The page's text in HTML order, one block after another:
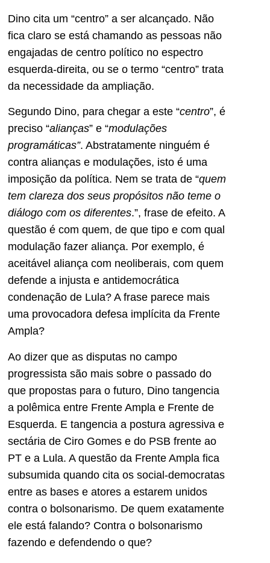
Dino cita um “centro” a ser alcançado. Não
fica claro se está chamando as pessoas não
engajadas de centro político no espectro
esquerda-direita, ou se o termo “centro” trata
da necessidade da ampliação.
Segundo Dino, para chegar a este “centro”, é
preciso “alianças” e “modulações
programáticas”. Abstratamente ninguém é
contra alianças e modulações, isto é uma
imposição da política. Nem se trata de “quem
tem clareza dos seus propósitos não teme o
diálogo com os diferentes.”, frase de efeito. A
questão é com quem, de que tipo e com qual
modulação fazer aliança. Por exemplo, é
aceitável aliança com neoliberais, com quem
defende a injusta e antidemocrática
condenação de Lula? A frase parece mais
uma provocadora defesa implícita da Frente
Ampla?
Ao dizer que as disputas no campo
progressista são mais sobre o passado do
que propostas para o futuro, Dino tangencia
a polêmica entre Frente Ampla e Frente de
Esquerda. E tangencia a postura agressiva e
sectária de Ciro Gomes e do PSB frente ao
PT e a Lula. A questão da Frente Ampla fica
subsumida quando cita os social-democratas
entre as bases e atores a estarem unidos
contra o bolsonarismo. De quem exatamente
ele está falando? Contra o bolsonarismo
fazendo e defendendo o que?